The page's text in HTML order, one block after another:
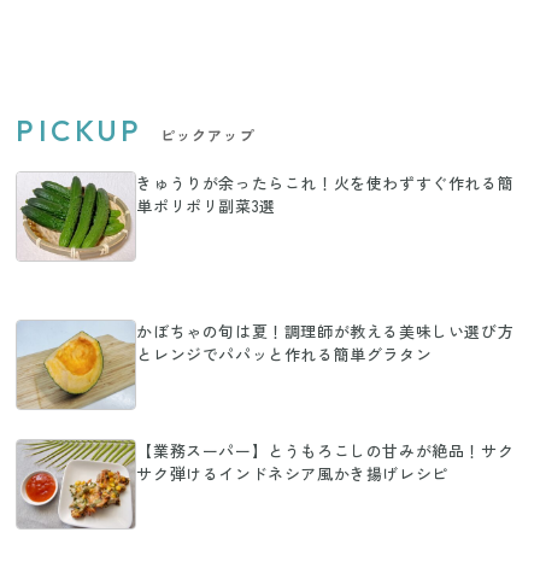
PICKUP ピックアップ
きゅうりが余ったらこれ！火を使わずすぐ作れる簡
単ポリポリ副菜3選
かぼちゃの旬は夏！調理師が教える美味しい選び方
とレンジでパパッと作れる簡単グラタン
【業務スーパー】とうもろこしの甘みが絶品！サク
サク弾けるインドネシア風かき揚げレシピ